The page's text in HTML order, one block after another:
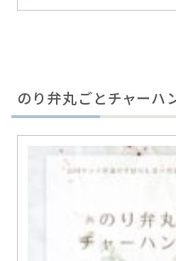
のり弁丸ごとチャーハ